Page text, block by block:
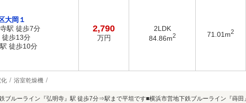
大岡１
駅 徒歩7分
徒歩13分
徒歩10分
2,790
万円
2LDK
84.86m2 71.01m2
化 浴室乾燥機
ブルーライン『弘明寺』駅 徒歩7分⇒駅まで平坦です■横浜市営地下鉄ブルーライン『蒔田